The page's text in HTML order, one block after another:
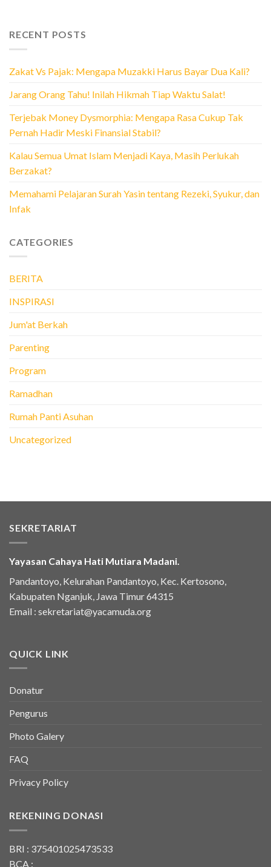
RECENT POSTS
Zakat Vs Pajak: Mengapa Muzakki Harus Bayar Dua Kali?
Jarang Orang Tahu! Inilah Hikmah Tiap Waktu Salat!
Terjebak Money Dysmorphia: Mengapa Rasa Cukup Tak
Pernah Hadir Meski Finansial Stabil?
Kalau Semua Umat Islam Menjadi Kaya, Masih Perlukah
Berzakat?
Memahami Pelajaran Surah Yasin tentang Rezeki, Syukur, dan
Infak
CATEGORIES
BERITA
INSPIRASI
Jum'at Berkah
Parenting
Program
Ramadhan
Rumah Panti Asuhan
Uncategorized
SEKRETARIAT
Yayasan Cahaya Hati Mutiara Madani.
Pandantoyo, Kelurahan Pandantoyo, Kec. Kertosono,
Kabupaten Nganjuk, Jawa Timur 64315
Email : sekretariat@yacamuda.org
QUICK LINK
Donatur
Pengurus
Photo Galery
FAQ
Privacy Policy
REKENING DONASI
BRI : 375401025473533
BCA :